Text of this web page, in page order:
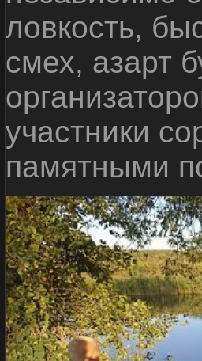
ловкость,
смех, азарт
участники
памятными